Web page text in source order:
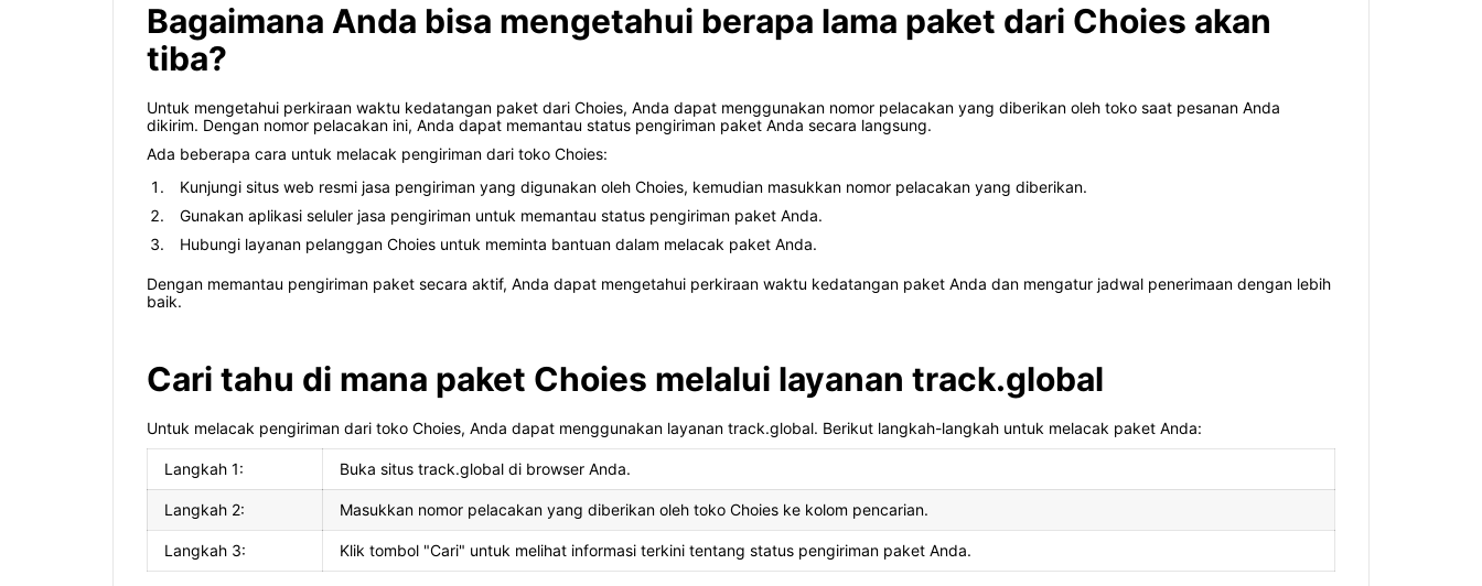
Bagaimana Anda bisa mengetahui berapa lama paket dari Choies akan
tiba?
Untuk mengetahui perkiraan waktu kedatangan paket dari Choies, Anda dapat menggunakan nomor pelacakan yang diberikan oleh toko saat pesanan Anda
dikirim. Dengan nomor pelacakan ini, Anda dapat memantau status pengiriman paket Anda secara langsung.
Ada beberapa cara untuk melacak pengiriman dari toko Choies:
Kunjungi situs web resmi jasa pengiriman yang digunakan oleh Choies, kemudian masukkan nomor pelacakan yang diberikan.
Gunakan aplikasi seluler jasa pengiriman untuk memantau status pengiriman paket Anda.
Hubungi layanan pelanggan Choies untuk meminta bantuan dalam melacak paket Anda.
Dengan memantau pengiriman paket secara aktif, Anda dapat mengetahui perkiraan waktu kedatangan paket Anda dan mengatur jadwal penerimaan dengan lebih
baik.
Cari tahu di mana paket Choies melalui layanan track.global
Untuk melacak pengiriman dari toko Choies, Anda dapat menggunakan layanan track.global. Berikut langkah-langkah untuk melacak paket Anda:
Langkah 1: Buka situs track.global di browser Anda.
Langkah 2: Masukkan nomor pelacakan yang diberikan oleh toko Choies ke kolom pencarian.
Langkah 3: Klik tombol "Cari" untuk melihat informasi terkini tentang status pengiriman paket Anda.